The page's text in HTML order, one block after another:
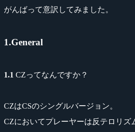
がんばって意訳してみました。
1.General
1.1 CZってなんですか？
CZはCSのシングルバージョン。
CZにおいてプレーヤーは反テロリズ